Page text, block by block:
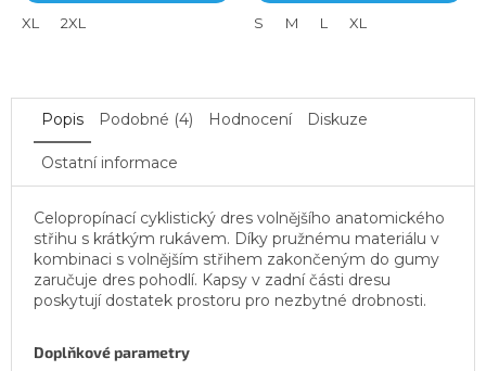
XL 2XL S M L XL
Popis Podobné (4) Hodnocení Diskuze
Ostatní informace
Celopropínací cyklistický dres volnějšího anatomického
střihu s krátkým rukávem. Díky pružnému materiálu v
kombinaci s volnějším střihem zakončeným do gumy
zaručuje dres pohodlí. Kapsy v zadní části dresu
poskytují dostatek prostoru pro nezbytné drobnosti.
Doplňkové parametry